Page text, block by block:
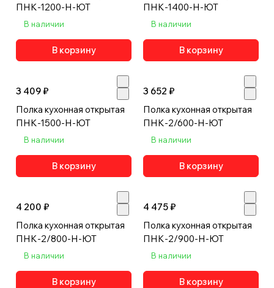
ПНК-1200-Н-ЮТ
В наличии
В корзину
ПНК-1400-Н-ЮТ
В наличии
В корзину
3 409 ₽
Полка кухонная открытая
ПНК-1500-Н-ЮТ
В наличии
В корзину
3 652 ₽
Полка кухонная открытая
ПНК-2/600-Н-ЮТ
В наличии
В корзину
4 200 ₽
Полка кухонная открытая
ПНК-2/800-Н-ЮТ
В наличии
В корзину
4 475 ₽
Полка кухонная открытая
ПНК-2/900-Н-ЮТ
В наличии
В корзину